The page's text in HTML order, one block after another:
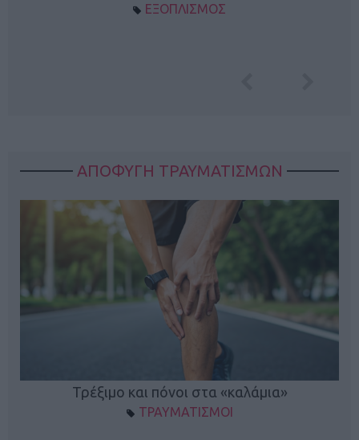
ΕΞΟΠΛΙΣΜΟΣ
ΑΠΟΦΥΓΗ ΤΡΑΥΜΑΤΙΣΜΩΝ
Τρέξιμο και πόνοι στα «καλάμια»
ΤΡΑΥΜΑΤΙΣΜΟΙ